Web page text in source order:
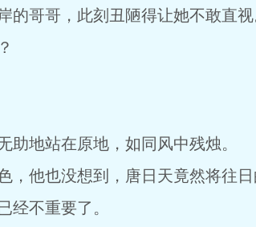
的哥哥，此刻丑陋得让她不敢直视
助地站在原地，如同风中残烛。
，他也没想到，唐日天竟然将往
经不重要了。